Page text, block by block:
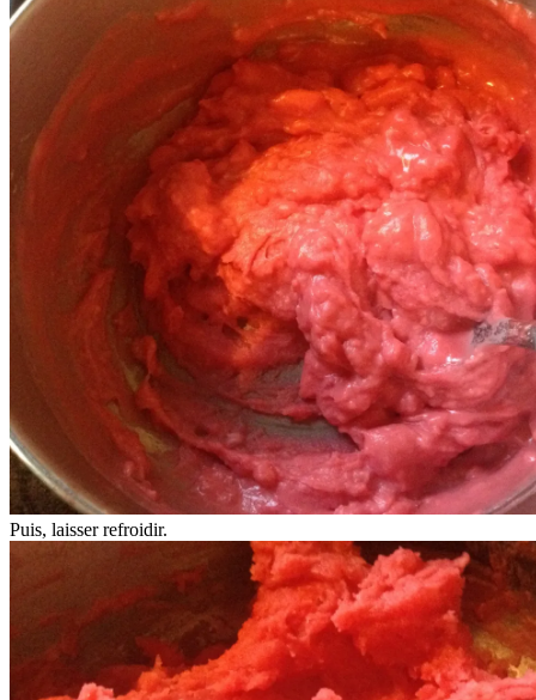
Puis, laisser refroidir.